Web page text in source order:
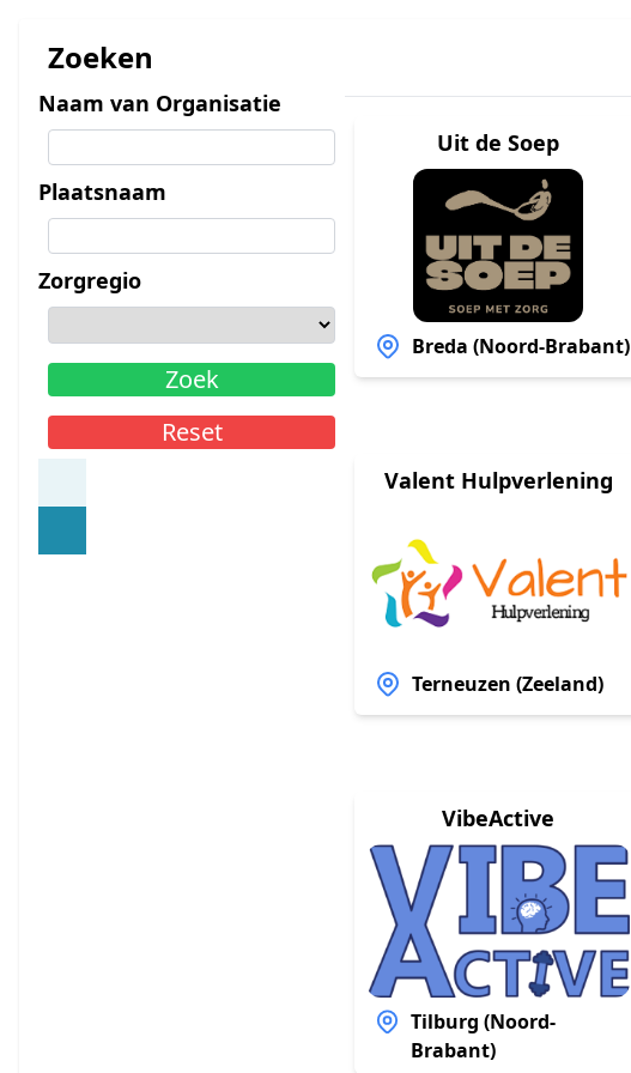
Zoeken
Naam van Organisatie
Plaatsnaam
Zorgregio
Zoek
Reset
Uit de Soep
Breda (Noord-Brabant)
Valent Hulpverlening
Terneuzen (Zeeland)
VibeActive
Tilburg (Noord-
Brabant)